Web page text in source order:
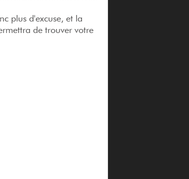
plus d'excuse, et la
de trouver votre